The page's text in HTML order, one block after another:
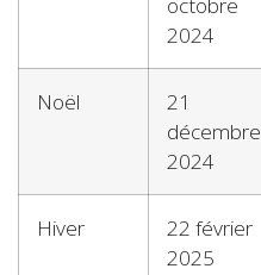
octobre
2024
Noël
21
décembre
2024
Hiver
22 février
2025